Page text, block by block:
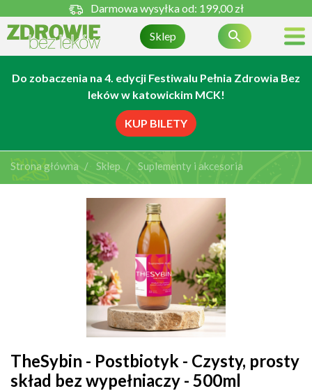
Darmowa wysyłka od: 199,00 zł
Sklep 
Do zobaczenia na 4. edycji Festiwalu Pełnia Zdrowia Bez
leków w katowickim MCK!
KUP BILETY
Strona główna Sklep Suplementy i akcesoria
TheSybin - Postbiotyk - Czysty, prosty
skład bez wypełniaczy - 500ml